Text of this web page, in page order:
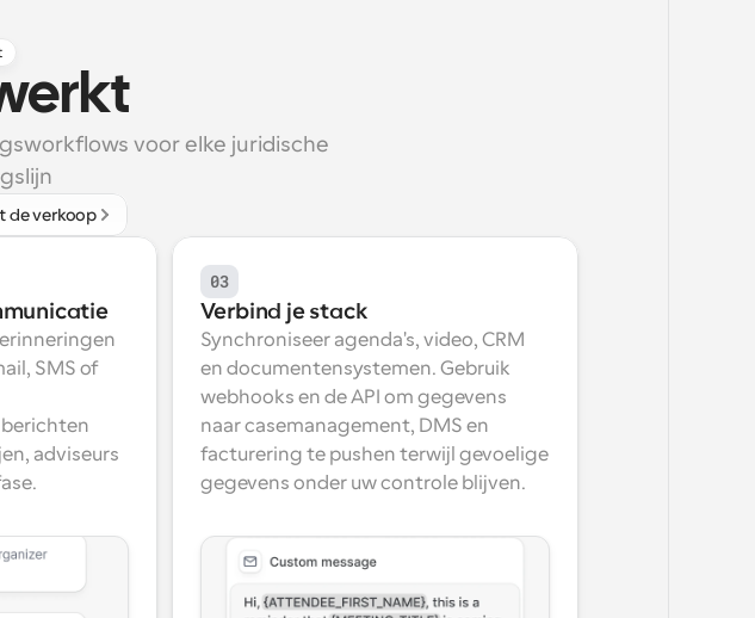
voor elke juridische
de verkoop
SMS of
adviseurs
03
Verbind je stack
Synchroniseer agenda's, video, CRM
en documentensystemen. Gebruik
webhooks en de API om gegevens
naar casemanagement, DMS en
facturering te pushen terwijl gevoelige
gegevens onder uw controle blijven.